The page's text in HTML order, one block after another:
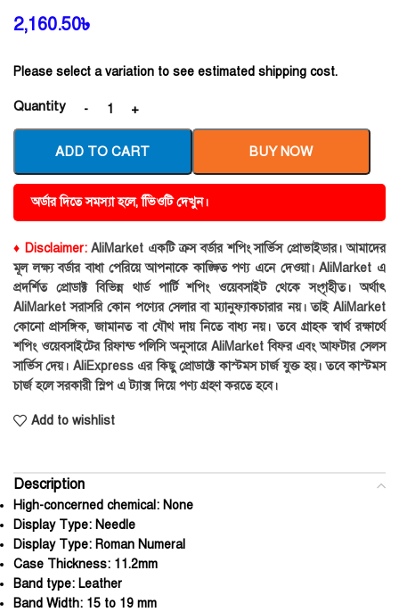
2,160.50৳
Please select a variation to see estimated shipping cost.
Quantity
ADD TO CART BUY NOW
অর্ডার দিতে সমস্যা হলে, ভিিওটি দেখুন।
♦ Disclaimer:AliMarket একটি ক্রস বর্ডার শপিং সার্ভিস প্রোভাইডার। আমাদের
মূল লক্ষ্য বর্ডার বাধা পেরিয়ে আপনাকে কাঙ্ক্ষিত পণ্য এনে দেওয়া। AliMarket এ
প্রদর্শিত প্রোডাক্ট বিভিন্ন থার্ড পার্টি শপিং ওয়েবসাইট থেকে সংগৃহীত। অর্থাৎ
AliMarket সরাসরি কোন পণ্যের সেলার বা ম্যানুফ্যাকচারার নয়। তাই AliMarket
কোনো প্রাসঙ্গিক, জামানত বা যৌথ দায় নিতে বাধ্য নয়। তবে গ্রাহক স্বার্থ রক্ষার্থে
শপিং ওয়েবসাইটের রিফান্ড পলিসি অনুসারে AliMarket বিফর এবং আফটার সেলস
সার্ভিস দেয়। AliExpress এর কিছু প্রোডাক্টে কাস্টমস চার্জ যুক্ত হয়। তবে কাস্টমস
চার্জ হলে সরকারী স্লিপ এ ট্যাক্স দিয়ে পণ্য গ্রহণ করতে হবে।
Add to wishlist
Description
High-concerned chemical: None
Display Type: Needle
Display Type: Roman Numeral
Case Thickness: 11.2mm
Band type: Leather
Band Width: 15 to 19 mm